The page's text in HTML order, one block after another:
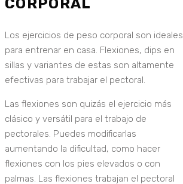
CORPORAL
Los ejercicios de peso corporal son ideales
para entrenar en casa. Flexiones, dips en
sillas y variantes de estas son altamente
efectivas para trabajar el pectoral.
Las flexiones son quizás el ejercicio más
clásico y versátil para el trabajo de
pectorales. Puedes modificarlas
aumentando la dificultad, como hacer
flexiones con los pies elevados o con
palmas. Las flexiones trabajan el pectoral